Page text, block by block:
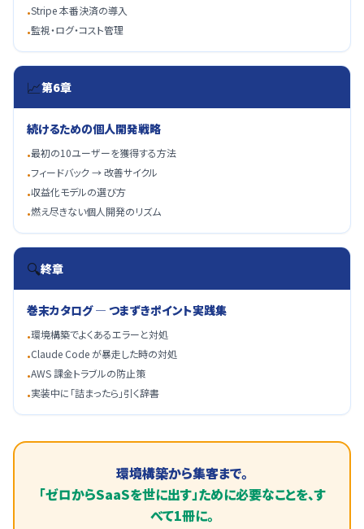
•Stripe 本番決済の導入
•監視・ログ・コスト管理
📈第6章
続けるための個人開発戦略
•最初の10ユーザーを獲得する方法
•フィードバック → 改善サイクル
•収益化モデルの選び方
•燃え尽きない個人開発のリズム
🔍終章
巻末カタログ ― つまずきポイント実践集
•環境構築でよくあるエラーと対処
•Claude Code が暴走した時の対処
•AWS 課金トラブルの防止策
•実装中に「詰まったら」引く辞書
環境構築から集客まで。
「ゼロからSaaSを世に出す」ために必要なことを、す
べて1冊に。